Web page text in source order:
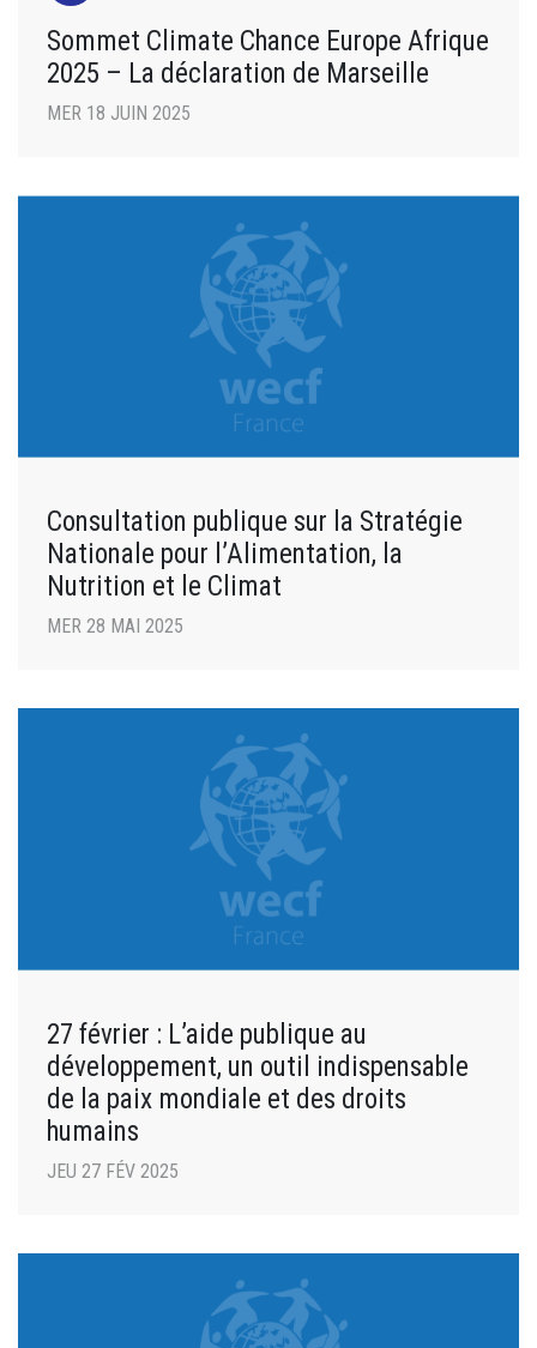
Sommet Climate Chance Europe Afrique
2025 – La déclaration de Marseille
MER 18 JUIN 2025
Consultation publique sur la Stratégie
Nationale pour l’Alimentation, la
Nutrition et le Climat
MER 28 MAI 2025
27 février : L’aide publique au
développement, un outil indispensable
de la paix mondiale et des droits
humains
JEU 27 FÉV 2025